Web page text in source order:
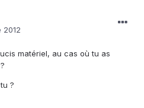
2012
matériel, au cas où tu as
?